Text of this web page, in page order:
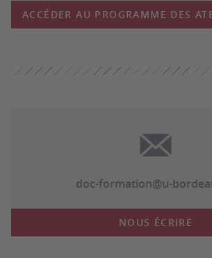
ACCÉDER AU PROGRAMME DES
doc-formation@u-
NOUS ÉCRIRE